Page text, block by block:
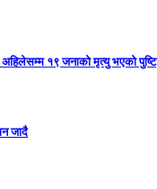
अहिलेसम्म १९ जनाको मृत्यु भएको पुष्टि
जादै